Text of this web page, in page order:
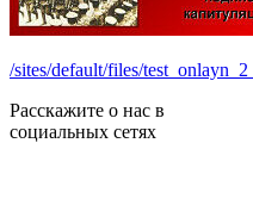
/sites/default/files/
Расскажите о нас в
социальных сетях